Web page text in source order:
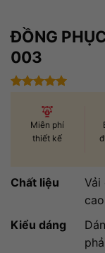
ĐỒNG
003
55
Miễn phí
thiết kế
Chất liệu
Vải
Kiểu dáng